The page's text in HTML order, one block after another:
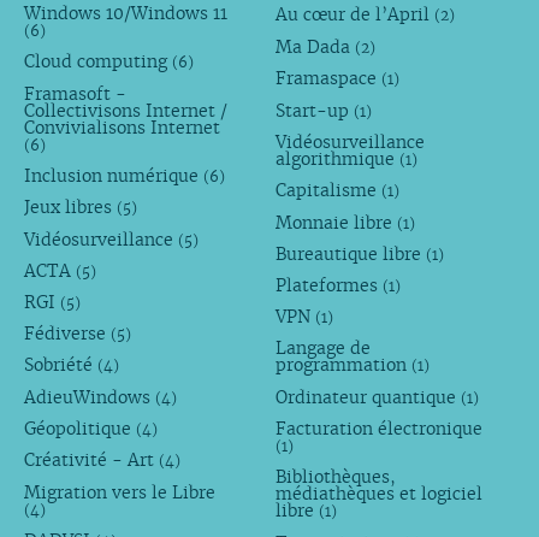
Windows 10/Windows 11
(6)
Cloud computing (6)
Framasoft -
Collectivisons Internet /
Convivialisons Internet
(6)
Inclusion numérique (6)
Jeux libres (5)
Vidéosurveillance (5)
ACTA (5)
RGI (5)
Fédiverse (5)
Sobriété (4)
AdieuWindows (4)
Géopolitique (4)
Créativité - Art (4)
Migration vers le Libre
(4)
Au cœur de l’April (2)
Ma Dada (2)
Framaspace (1)
Start-up (1)
Vidéosurveillance
algorithmique (1)
Capitalisme (1)
Monnaie libre (1)
Bureautique libre (1)
Plateformes (1)
VPN (1)
Langage de
programmation (1)
Ordinateur quantique (1)
Facturation électronique
(1)
Bibliothèques,
médiathèques et logiciel
libre (1)